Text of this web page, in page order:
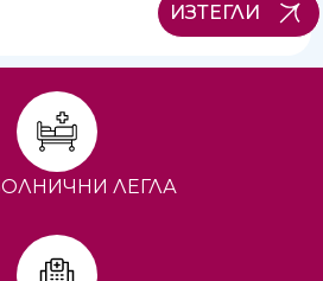
ИЗТЕГЛИ
ЛЕГЛА